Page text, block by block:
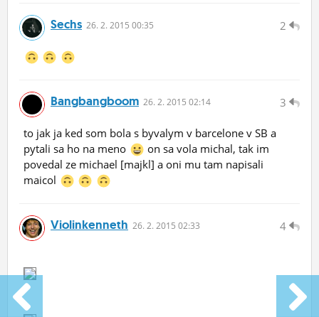
2
Sechs 26. 2. 2015 00:35
3
Bangbangboom 26. 2. 2015 02:14
to jak ja ked som bola s byvalym v barcelone v SB a
pytali sa ho na meno
on sa vola michal, tak im
povedal ze michael [majkl] a oni mu tam napisali
maicol
4
Violinkenneth 26. 2. 2015 02:33